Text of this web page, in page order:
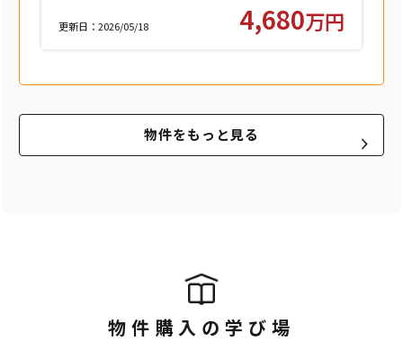
更新日：2026/05/18 4,680万円
物件をもっと見る
物件購入の学び場